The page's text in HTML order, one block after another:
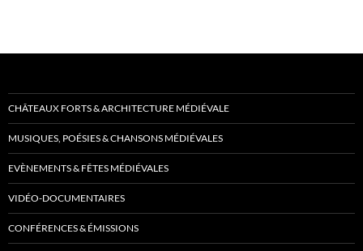
CHÂTEAUX FORTS & ARCHITECTURE MÉDIÉVALE
MUSIQUES, POÉSIES & CHANSONS MÉDIÉVALES
EVÈNEMENTS & FÊTES MÉDIÉVALES
VIDÉO-DOCUMENTAIRES
CONFÉRENCES & ÉMISSIONS